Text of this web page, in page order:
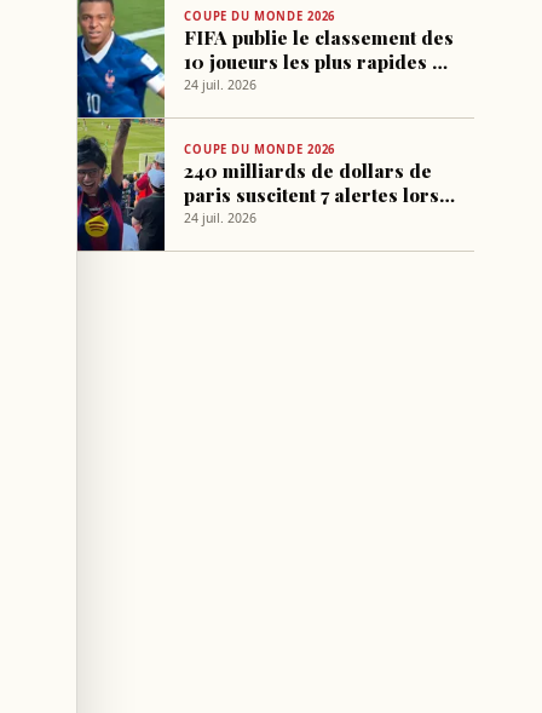
COUPE DU MONDE 2026
FIFA publie le classement des
10 joueurs les plus rapides de
la Coupe du Monde 2026
24 juil. 2026
COUPE DU MONDE 2026
240 milliards de dollars de
paris suscitent 7 alertes lors
du Mondial 2026
24 juil. 2026